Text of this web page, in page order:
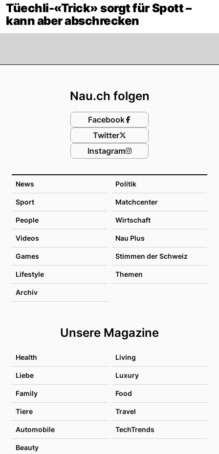
Tüechli-«Trick» sorgt für Spott –
kann aber abschrecken
News Politik
Sport Matchcenter
People Wirtschaft
Videos Nau Plus
Games Stimmen der Schweiz
Lifestyle Themen
Archiv
Unsere Magazine
Health Living
Liebe Luxury
Family Food
Tiere Travel
Automobile TechTrends
Beauty
Nau.ch folgen
Facebook
Twitter
Instagram